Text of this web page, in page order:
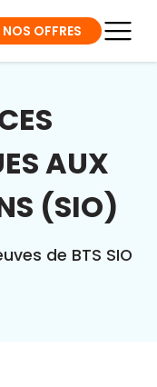
NOS OFFRES
AUX
(SIO)
de BTS SIO